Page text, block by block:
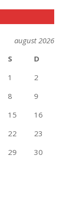
august 2026
S
D
1
2
8
9
15
16
22
23
29
30